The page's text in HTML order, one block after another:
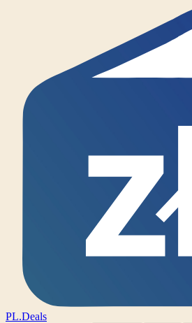
PL.Deals